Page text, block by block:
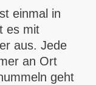
einmal in
es mit
aus. Jede
an Ort
geht